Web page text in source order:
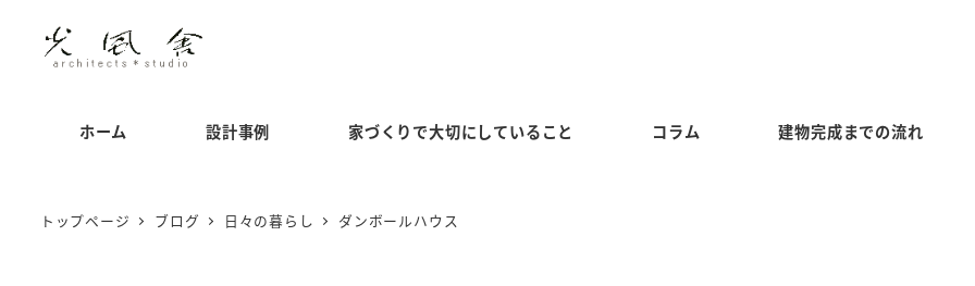
ホーム 設計事例 家づくりで大切にしていること コラム 建物完成までの流れ
トップページ ブログ 日々の暮らし ダンボールハウス